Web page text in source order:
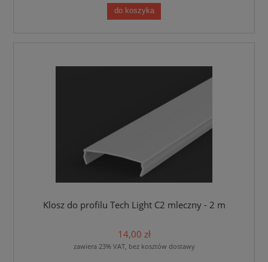
do koszyka
Klosz do profilu Tech Light C2 mleczny - 2 m
14,00 zł
zawiera 23% VAT, bez kosztów dostawy